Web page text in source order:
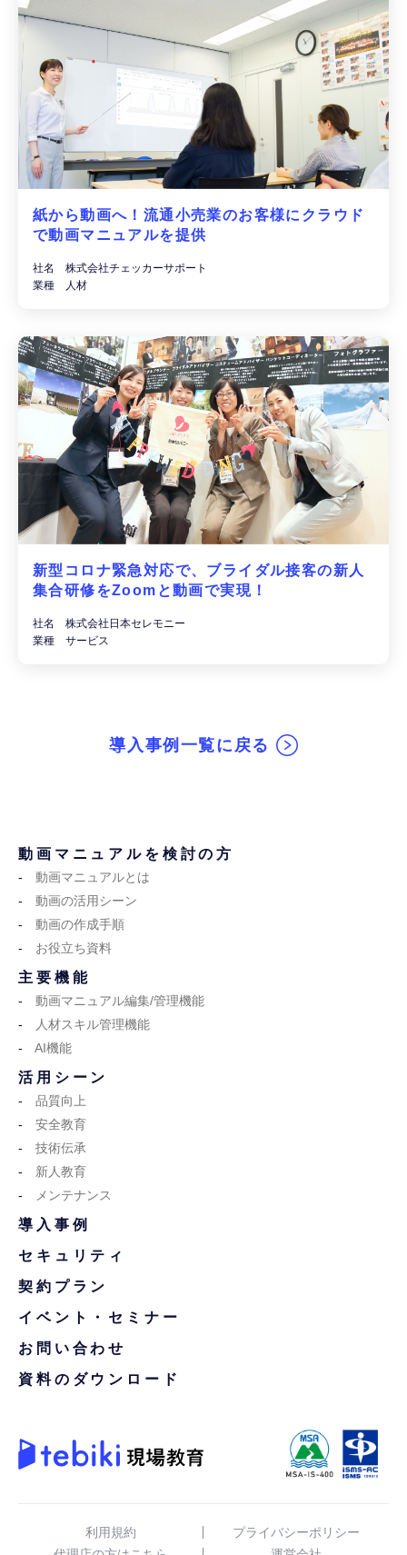
紙から動画へ！流通小売業のお客様にクラウド
で動画マニュアルを提供
社名 株式会社チェッカーサポート
業種 人材
新型コロナ緊急対応で、ブライダル接客の新人
集合研修をZoomと動画で実現！
社名 株式会社日本セレモニー
業種 サービス
導入事例一覧に戻る
動画マニュアルを検討の方
動画マニュアルとは
動画の活用シーン
動画の作成手順
お役立ち資料
主要機能
動画マニュアル編集/管理機能
人材スキル管理機能
AI機能
活用シーン
品質向上
安全教育
技術伝承
新人教育
メンテナンス
導入事例
セキュリティ
契約プラン
イベント・セミナー
お問い合わせ
資料のダウンロード
利用規約
プライバシーポリシー